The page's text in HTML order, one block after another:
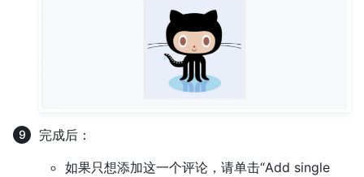
完成后：
如果只想添加这一个评论，请单击“Add single